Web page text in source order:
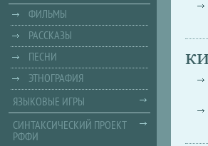
ФИЛЬМЫ
РАССКАЗЫ
ПЕСНИ
ЭТНОГРАФИЯ
ЯЗЫКОВЫЕ ИГРЫ
СИНТАКСИЧЕСКИЙ ПРОЕКТ
РФФИ